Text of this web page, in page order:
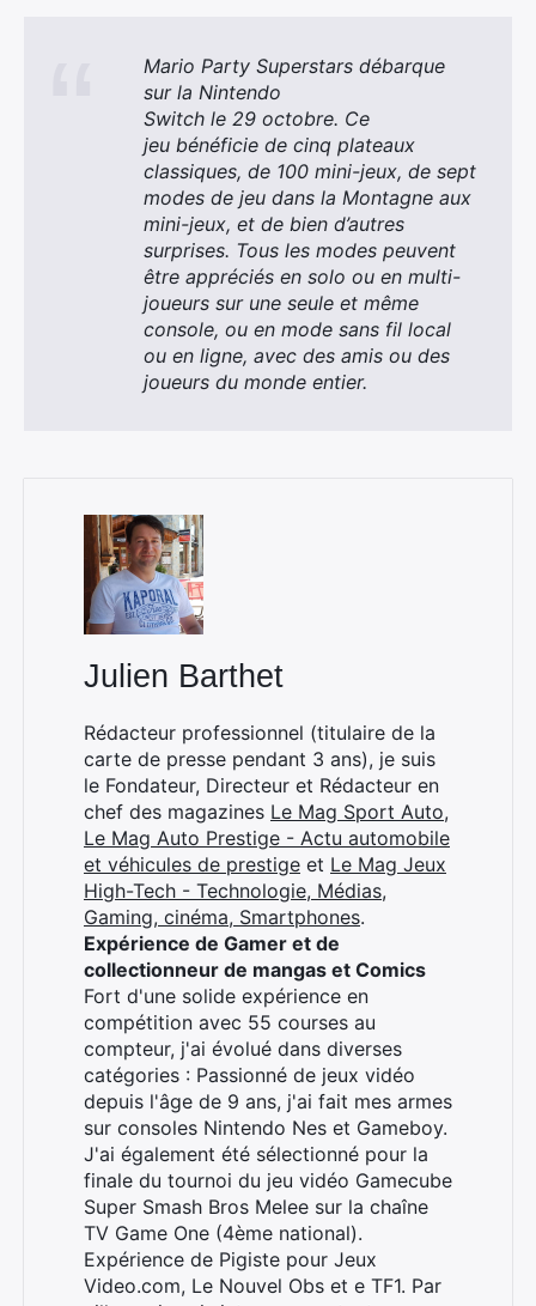
Mario Party Superstars débarque
sur la Nintendo
Switch le 29 octobre. Ce
jeu bénéficie de cinq plateaux
classiques, de 100 mini-jeux, de sept
modes de jeu dans la Montagne aux
mini-jeux, et de bien d’autres
surprises. Tous les modes peuvent
être appréciés en solo ou en multi-
joueurs sur une seule et même
console, ou en mode sans fil local
ou en ligne, avec des amis ou des
joueurs du monde entier.
Julien Barthet
Rédacteur professionnel (titulaire de la
carte de presse pendant 3 ans), je suis
le Fondateur, Directeur et Rédacteur en
chef des magazines Le Mag Sport Auto,
Le Mag Auto Prestige - Actu automobile
et véhicules de prestige et Le Mag Jeux
High-Tech - Technologie, Médias,
Gaming, cinéma, Smartphones.
Expérience de Gamer et de
collectionneur de mangas et Comics
Fort d'une solide expérience en
compétition avec 55 courses au
compteur, j'ai évolué dans diverses
catégories : Passionné de jeux vidéo
depuis l'âge de 9 ans, j'ai fait mes armes
sur consoles Nintendo Nes et Gameboy.
J'ai également été sélectionné pour la
finale du tournoi du jeu vidéo Gamecube
Super Smash Bros Melee sur la chaîne
TV Game One (4ème national).
Expérience de Pigiste pour Jeux
Video.com, Le Nouvel Obs et e TF1. Par
Rechercher